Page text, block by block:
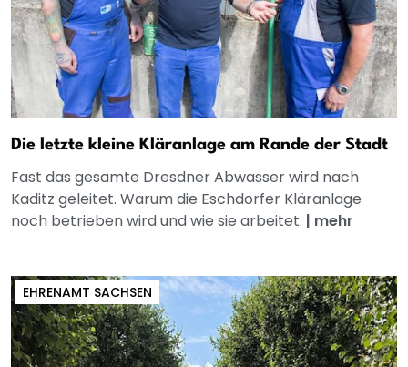
Die letzte kleine Kläranlage am Rande der Stadt
Fast das gesamte Dresdner Abwasser wird nach
Kaditz geleitet. Warum die Eschdorfer Kläranlage
noch betrieben wird und wie sie arbeitet. | mehr
EHRENAMT SACHSEN